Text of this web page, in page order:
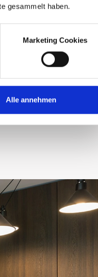
gesammelt haben.
Marketing Cookies
Alle annehmen